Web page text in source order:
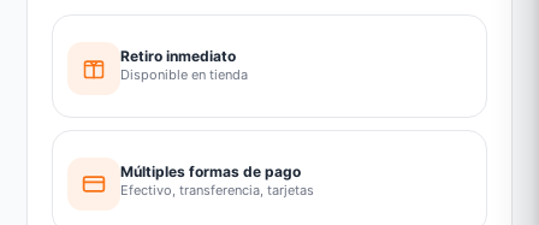
Retiro inmediato
Disponible en tienda
Múltiples formas de pago
Efectivo, transferencia, tarjetas